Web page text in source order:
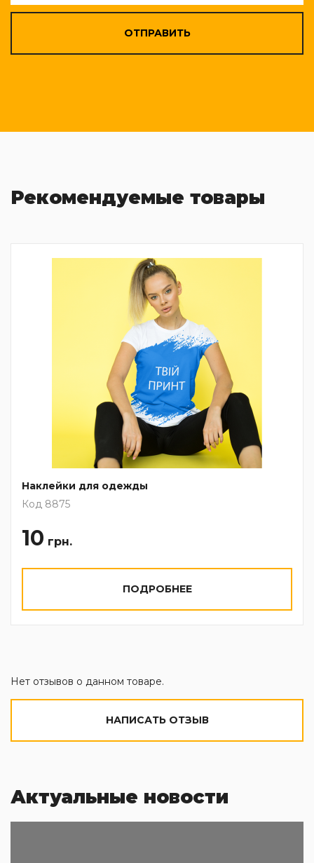
ОТПРАВИТЬ
Рекомендуемые товары
Наклейки для одежды
Код 8875
10 грн.
ПОДРОБНЕЕ
Нет отзывов о данном товаре.
НАПИСАТЬ ОТЗЫВ
Актуальные новости